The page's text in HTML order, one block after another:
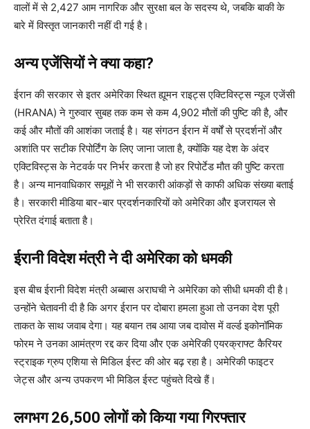
वालों में से 2,427 आम नागरिक और सुरक्षा बल के सदस्य थे, जबकि बाकी के
बारे में विस्तृत जानकारी नहीं दी गई है।
अन्य एजेंसियों ने क्या कहा?
ईरान की सरकार से इतर अमेरिका स्थित ह्यूमन राइट्स एक्टिविस्ट्स न्यूज एजेंसी
(HRANA) ने गुरुवार सुबह तक कम से कम 4,902 मौतों की पुष्टि की है, और
कई और मौतों की आशंका जताई है। यह संगठन ईरान में वर्षों से प्रदर्शनों और
अशांति पर सटीक रिपोर्टिंग के लिए जाना जाता है, क्योंकि यह देश के अंदर
एक्टिविस्ट्स के नेटवर्क पर निर्भर करता है जो हर रिपोर्टेड मौत की पुष्टि करता
है। अन्य मानवाधिकार समूहों ने भी सरकारी आंकड़ों से काफी अधिक संख्या बताई
है। सरकारी मीडिया बार-बार प्रदर्शनकारियों को अमेरिका और इजरायल से
प्रेरित दंगाई बताता है।
ईरानी विदेश मंत्री ने दी अमेरिका को धमकी
इस बीच ईरानी विदेश मंत्री अब्बास अराघची ने अमेरिका को सीधी धमकी दी है।
उन्होंने चेतावनी दी है कि अगर ईरान पर दोबारा हमला हुआ तो उनका देश पूरी
ताकत के साथ जवाब देगा। यह बयान तब आया जब दावोस में वर्ल्ड इकोनॉमिक
फोरम ने उनका आमंत्रण रद्द कर दिया और एक अमेरिकी एयरक्राफ्ट कैरियर
स्ट्राइक ग्रुप एशिया से मिडिल ईस्ट की ओर बढ़ रहा है। अमेरिकी फाइटर
जेट्स और अन्य उपकरण भी मिडिल ईस्ट पहुंचते दिखे हैं।
लगभग 26,500 लोगों को किया गया गिरफ्तार